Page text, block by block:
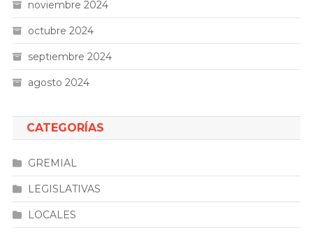
noviembre 2024
octubre 2024
septiembre 2024
agosto 2024
CATEGORÍAS
GREMIAL
LEGISLATIVAS
LOCALES